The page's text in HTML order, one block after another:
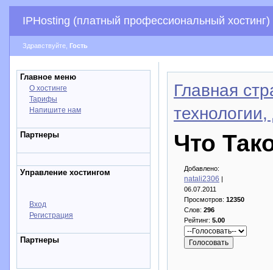
IPHosting (платный профессиональный хостинг)
Здравствуйте, Гость
Главное меню
О хостинге
Тарифы
Напишите нам
Партнеры
Управление хостингом
Вход
Регистрация
Партнеры
Главная
Что
Добавлено:
natali2306 |
06.07.2011
Просмотров: 12350
Слов: 296
Рейтинг: 5.00